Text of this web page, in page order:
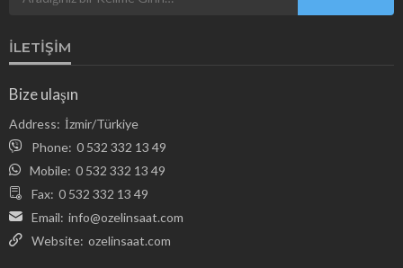
İLETIŞIM
Bize ulaşın
Address: İzmir/Türkiye
Phone: 0 532 332 13 49
Mobile: 0 532 332 13 49
Fax: 0 532 332 13 49
Email: info@ozelinsaat.com
Website: ozelinsaat.com